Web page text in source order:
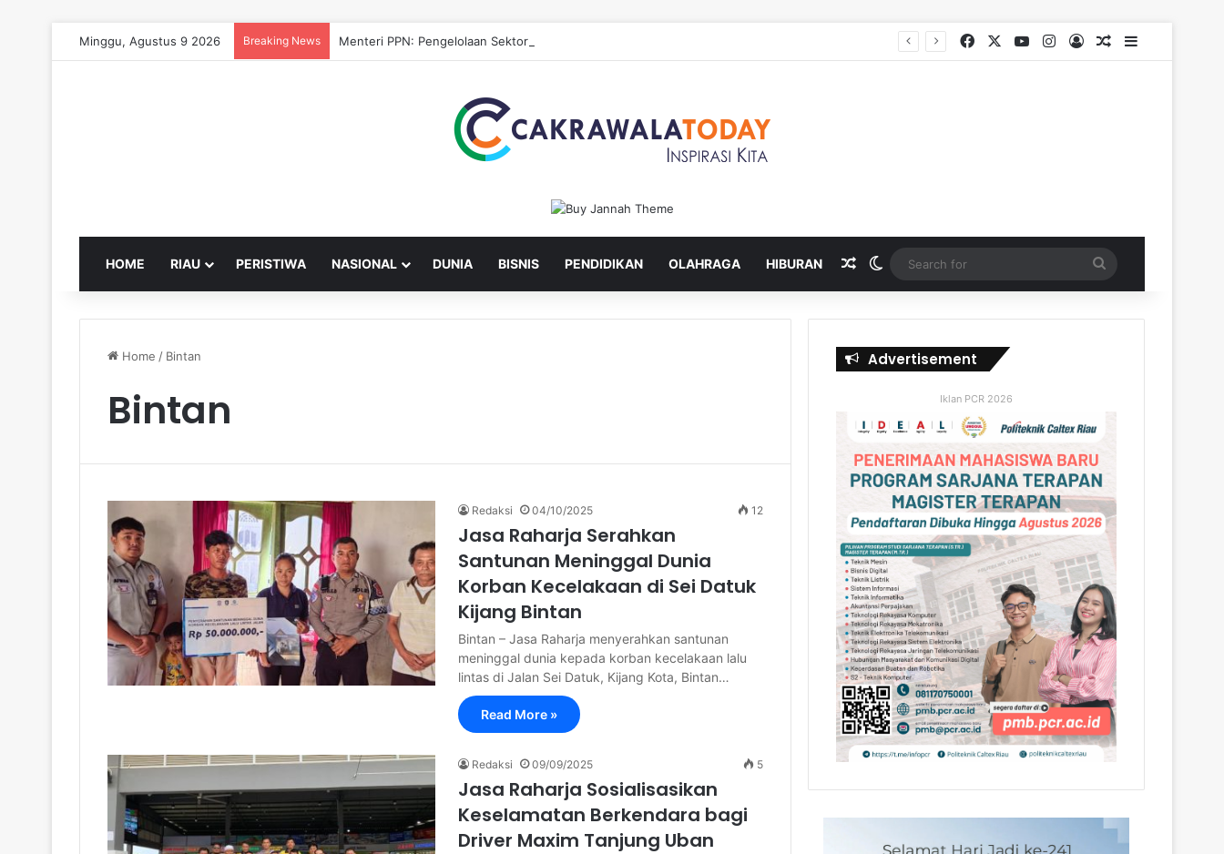
Minggu, Agustus 9 2026 Breaking News Menteri PPN: Pengelolaan Sektor Hulu untuk Hilirisasi Sawit Facebook YouTubeInstagram
Log InRandom Article
HOME RIAU PERISTIWA NASIONAL DUNIA BISNIS PENDIDIKAN OLAHRAGA HIBURAN Random Article
Switch skin
for
Home / Bintan
Bintan
Redaksi 04/10/2025 12
Jasa Raharja Serahkan
Santunan Meninggal Dunia
Korban Kecelakaan di Sei Datuk
Kijang Bintan
Bintan – Jasa Raharja menyerahkan santunan
meninggal dunia kepada korban kecelakaan lalu
lintas di Jalan Sei Datuk, Kijang Kota, Bintan…
Read More »
Redaksi 09/09/2025 5
Jasa Raharja Sosialisasikan
Keselamatan Berkendara bagi
Driver Maxim Tanjung Uban
Advertisement
Iklan PCR 2026